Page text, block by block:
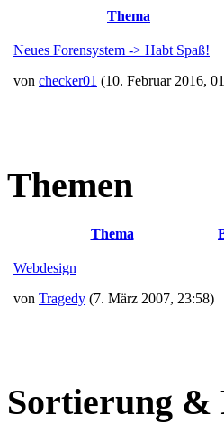
Thema
Neues Forensystem -> Habt Spaß!
von checker01 (10. Februar 2016,
Themen
Thema
Webdesign
von Tragedy (7. März 2007, 23:58)
Sortierung &